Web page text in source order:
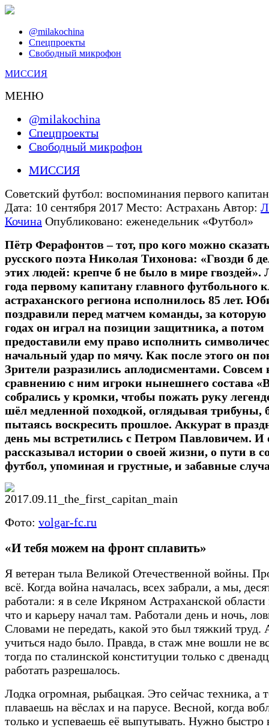
@milakochina
Спецпроекты
Свободный микрофон
МИССИЯ
МЕНЮ
@milakochina
Спецпроекты
Свободный микрофон
МИССИЯ
Советский футбол: воспоминания первого
Дата: 10 сентября 2017 Место: Астрахань Автор:
Кочина Опубликовано: еженедельник «Футбол»
Пётр Ферафонтов – тот, про кого можно
русского поэта Николая Тихонова: «Гвозди б
этих людей: крепче б не было в мире гвоздей».
года первому капитану главного футбольного
астраханского региона исполнилось 85 лет.
поздравили перед матчем команды, за которую
годах он играл на позиции защитника, а потом
предоставили ему право исполнить
начальный удар по мячу. Как после этого он
Зрители разразились аплодисментами.
сравнению с ним игроки нынешнего состава
собрались у кромки, чтобы пожать руку
шёл медленной походкой, оглядывая трибуны,
пытаясь воскресить прошлое. Аккурат в
день мы встретились с Петром Павловичем. И
рассказывал истории о своей жизни, о пути в
футбол, упоминая и грустные, и забавные
Фото: volgar-fc.ru
«И тебя можем на фронт сплавить»
Я ветеран тыла Великой Отечественной войны.
всё. Когда война началась, всех забрали, а мы,
работали: я в селе Икряном Астраханской области
что и карьеру начал там. Работали день и ночь,
Словами не передать, какой это был тяжкий труд.
учиться надо было. Правда, в стаж мне вошли не
тогда по сталинской конституции только с
работать разрешалось.
Лодка огромная, рыбацкая. Это сейчас техника, а
плаваешь на вёслах и на парусе. Весной, когда
только и успеваешь её выпутывать. Нужно быстро